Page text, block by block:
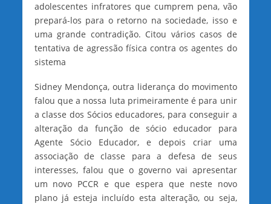
adolescentes infratores que cumprem pena, vão
prepará-los para o retorno na sociedade, isso e
uma grande contradição. Citou vários casos de
tentativa de agressão física contra os agentes do
sistema
Sidney Mendonça, outra liderança do movimento
falou que a nossa luta primeiramente é para unir
a classe dos Sócios educadores, para conseguir a
alteração da função de sócio educador para
Agente Sócio Educador, e depois criar uma
associação de classe para a defesa de seus
interesses, falou que o governo vai apresentar
um novo PCCR e que espera que neste novo
plano já esteja incluído esta alteração, ou seja,